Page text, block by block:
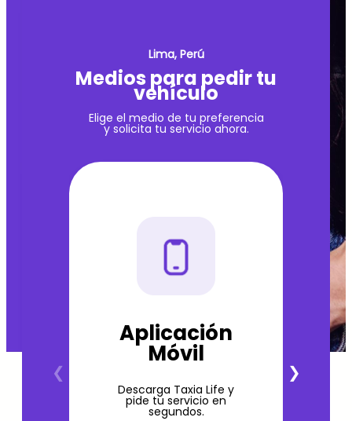
Lima, Perú
Medios para pedir tu
vehículo
Elige el medio de tu preferencia
y solicita tu servicio ahora.
Aplicación
Móvil
Descarga Taxia Life y
pide tu servicio en
segundos.